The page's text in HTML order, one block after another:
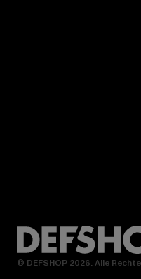
© DEFSHOP 2026. Alle